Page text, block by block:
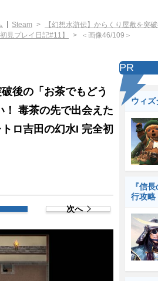
Steam
【幻想水滸伝】からくり屋敷を突
見プレイ日記#11】
＜画像46/109＞
後の「お茶でもどう
！ 毒茶の先で出会えた
ロ吉田の幻水I 完全初
次へ
PR
ウィズ
『信
行攻略